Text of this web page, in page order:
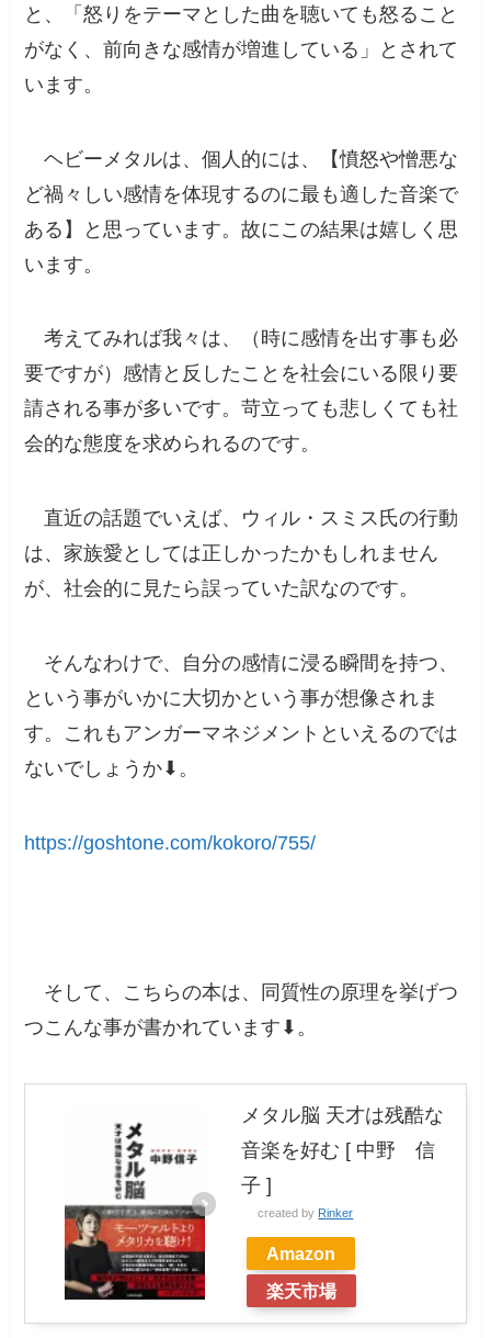
と、「怒りをテーマとした曲を聴いても怒ること
がなく、前向きな感情が増進している」とされて
います。
ヘビーメタルは、個人的には、【憤怒や憎悪な
ど禍々しい感情を体現するのに最も適した音楽で
ある 】と思っています。故にこの結果は嬉しく思
います。
考えてみれば我々は、（時に感情を出す事も必
要ですが）感情と反したことを社会にいる限り要
請される事が多いです。苛立っても悲しくても社
会的な態度を求められるのです。
直近の話題でいえば、 ウィル・スミス氏の行動
は、家族愛としては正しかったかもしれません
が、社会的に見たら誤っていた訳なのです。
そんなわけで、自分の感情に浸る瞬間を持つ、
という事がいかに大切かという事が想像されま
す。これも アンガーマネジメントといえるのでは
ないでしょうか⬇︎。
https://goshtone.com/kokoro/755/
そして、こちらの本は、同質性の原理を挙げつ
つこんな事が書かれています⬇︎。
メタル脳 天才は残酷な
音楽を好む [ 中野 信
子 ]
created by Rinker
Amazon
楽天市場